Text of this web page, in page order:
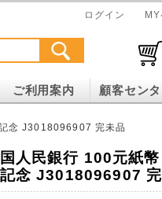
ログイン MY
ご利用案内 顧客セン
念 J3018096907 完未品
人民銀行 100元紙
念 J3018096907